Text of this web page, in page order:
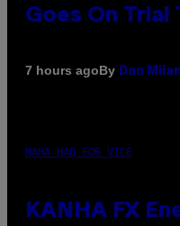
Goes On Trial
7 hours agoBy Dan
MAHA HAQ FOR VICE
KANHA FX